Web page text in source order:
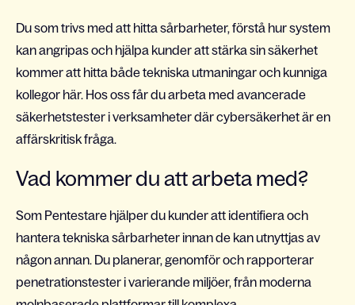
Du som trivs med att hitta sårbarheter, förstå hur system
kan angripas och hjälpa kunder att stärka sin säkerhet
kommer att hitta både tekniska utmaningar och kunniga
kollegor här. Hos oss får du arbeta med avancerade
säkerhetstester i verksamheter där cybersäkerhet är en
affärskritisk fråga.
Vad kommer du att arbeta med?
Som Pentestare hjälper du kunder att identifiera och
hantera tekniska sårbarheter innan de kan utnyttjas av
någon annan. Du planerar, genomför och rapporterar
penetrationstester i varierande miljöer, från moderna